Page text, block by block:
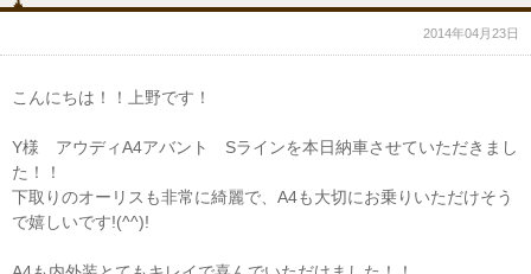
2014年04月23日
こんにちは！！上野です！
Y様 アウディA4アバント Sラインを本日納車させていただきまし
た！！
下取りのオーリスも非常に綺麗で、A4も大切にお乗りいただけそう
で嬉しいです!(^^)!